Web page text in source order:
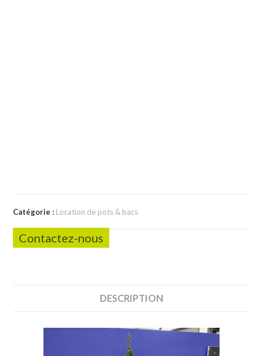
Catégorie : Location de pots & bacs
Contactez-nous
DESCRIPTION